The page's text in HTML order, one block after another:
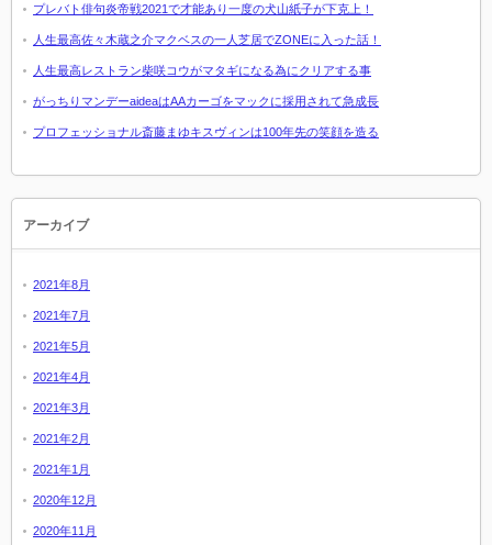
プレバト俳句炎帝戦2021で才能あり一度の犬山紙子が下克上！
人生最高佐々木蔵之介マクベスの一人芝居でZONEに入った話！
人生最高レストラン柴咲コウがマタギになる為にクリアする事
がっちりマンデーaideaはAAカーゴをマックに採用されて急成長
プロフェッショナル斎藤まゆキスヴィンは100年先の笑顔を造る
アーカイブ
2021年8月
2021年7月
2021年5月
2021年4月
2021年3月
2021年2月
2021年1月
2020年12月
2020年11月